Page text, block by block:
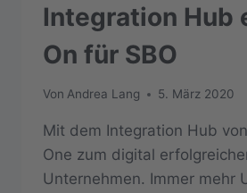
Integration Hub
On für SBO
Von Andrea Lang 5. März 2020
Mit dem Integration Hub
One zum digital
Unternehmen. Immer mehr